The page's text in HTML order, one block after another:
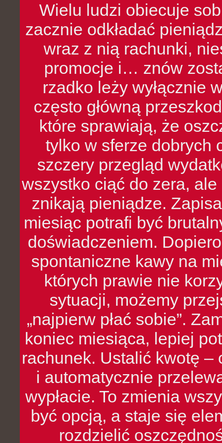
Wielu ludzi obiecuje
zacznie odkładać
wraz z nią rachunki,
promocje i… znów
rzadko leży wyłącznie
często główną
które sprawiają, że
tylko w sferze dobrych
szczery przegląd
wszystko ciąć do zera,
znikają pieniądze.
miesiąc potrafi być
doświadczeniem.
spontaniczne kawy na
których prawie nie
sytuacji, możemy
„najpierw płać sobie”.
koniec miesiąca, lepiej
rachunek. Ustalić kwotę
i automatycznie
wypłacie. To zmienia
być opcją, a staje się
rozdzielić